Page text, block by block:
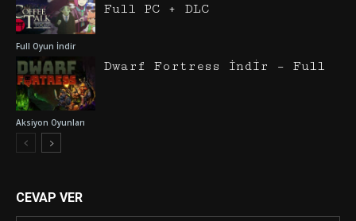
Full Oyun İndir
Full PC + DLC
Aksiyon Oyunları
Dwarf Fortress İndir – Full
CEVAP VER